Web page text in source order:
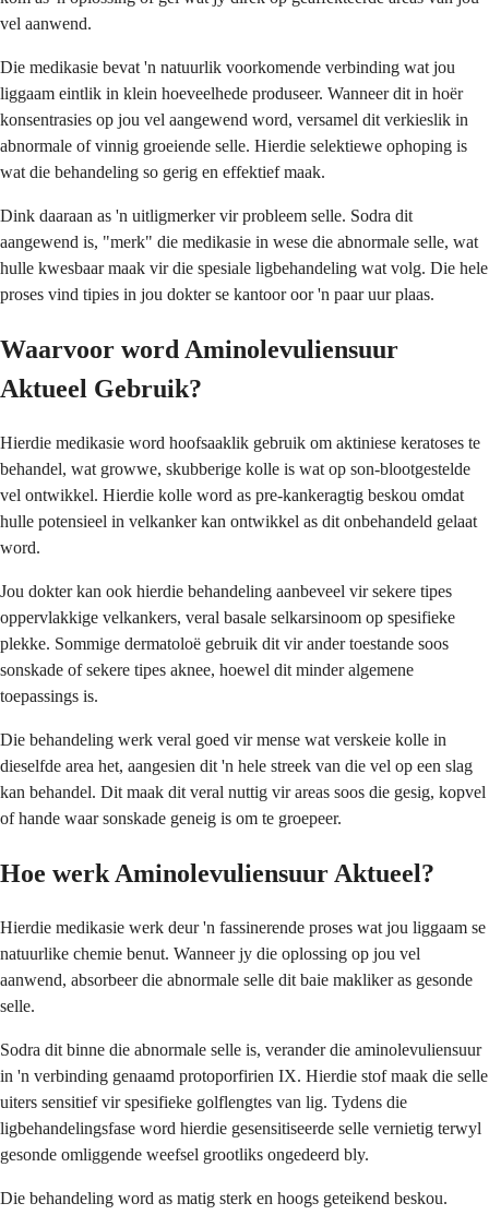
vel aanwend.
Die medikasie bevat 'n natuurlik voorkomende verbinding wat jou
liggaam eintlik in klein hoeveelhede produseer. Wanneer dit in hoër
konsentrasies op jou vel aangewend word, versamel dit verkieslik in
abnormale of vinnig groeiende selle. Hierdie selektiewe ophoping is
wat die behandeling so gerig en effektief maak.
Dink daaraan as 'n uitligmerker vir probleem selle. Sodra dit
aangewend is, "merk" die medikasie in wese die abnormale selle, wat
hulle kwesbaar maak vir die spesiale ligbehandeling wat volg. Die hele
proses vind tipies in jou dokter se kantoor oor 'n paar uur plaas.
Waarvoor word Aminolevuliensuur
Aktueel Gebruik?
Hierdie medikasie word hoofsaaklik gebruik om aktiniese keratoses te
behandel, wat growwe, skubberige kolle is wat op son-blootgestelde
vel ontwikkel. Hierdie kolle word as pre-kankeragtig beskou omdat
hulle potensieel in velkanker kan ontwikkel as dit onbehandeld gelaat
word.
Jou dokter kan ook hierdie behandeling aanbeveel vir sekere tipes
oppervlakkige velkankers, veral basale selkarsinoom op spesifieke
plekke. Sommige dermatoloë gebruik dit vir ander toestande soos
sonskade of sekere tipes aknee, hoewel dit minder algemene
toepassings is.
Die behandeling werk veral goed vir mense wat verskeie kolle in
dieselfde area het, aangesien dit 'n hele streek van die vel op een slag
kan behandel. Dit maak dit veral nuttig vir areas soos die gesig, kopvel
of hande waar sonskade geneig is om te groepeer.
Hoe werk Aminolevuliensuur Aktueel?
Hierdie medikasie werk deur 'n fassinerende proses wat jou liggaam se
natuurlike chemie benut. Wanneer jy die oplossing op jou vel
aanwend, absorbeer die abnormale selle dit baie makliker as gesonde
selle.
Sodra dit binne die abnormale selle is, verander die aminolevuliensuur
in 'n verbinding genaamd protoporfirien IX. Hierdie stof maak die selle
uiters sensitief vir spesifieke golflengtes van lig. Tydens die
ligbehandelingsfase word hierdie gesensitiseerde selle vernietig terwyl
gesonde omliggende weefsel grootliks ongedeerd bly.
Die behandeling word as matig sterk en hoogs geteikend beskou.